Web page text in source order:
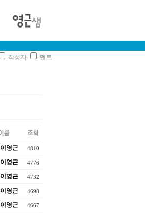
작성자 멘트
이영근 4810
이영근 4776
이영근 4732
이영근 4698
이영근 4667